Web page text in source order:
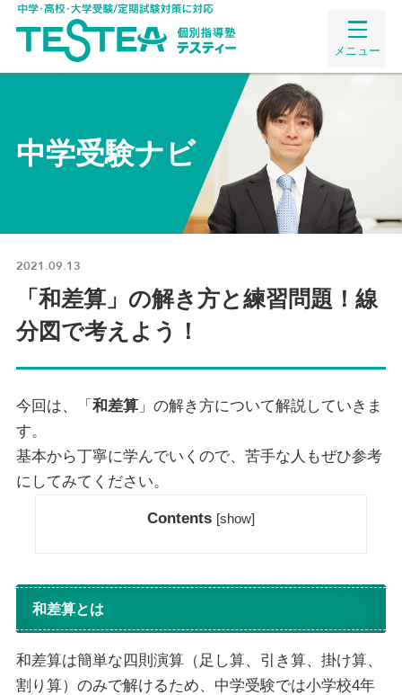
メニュー
中学受験ナビ
2021.09.13
「和差算」の解き方と練習問題！線
分図で考えよう！
今回は、「 和差算」の解き方について解説していきま
す。
基本から丁寧に学んでいくので、苦手な人もぜひ参考
にしてみてください。
Contents [show]
和差算とは
和差算は簡単な四則演算（足し算、引き算、掛け算、
割り算）のみで解けるため、中学受験では小学校4年